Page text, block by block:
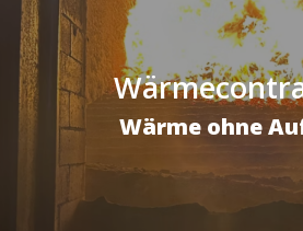
Wärme ohne